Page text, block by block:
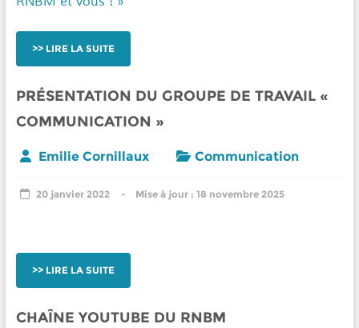
LIRE LA SUITE
PRÉSENTATION DU GROUPE DE TRAVAIL «
COMMUNICATION »
Emilie Cornillaux Communication
20 janvier 2022 18 novembre 2025
LIRE LA SUITE
CHAÎNE YOUTUBE DU RNBM